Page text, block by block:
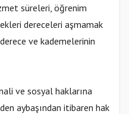
süreleri, öğrenim
dereceleri aşmamak
ve kademelerinin
ve sosyal haklarına
aybaşından itibaren hak